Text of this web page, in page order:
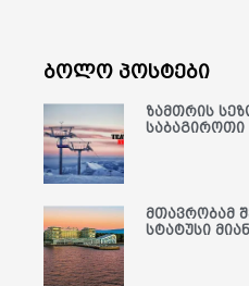
ბოლო პოსტები
ზამთრის
საბაგიროთი
მთავრობამ
სტატუსი